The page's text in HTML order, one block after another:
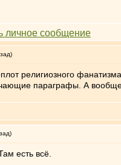
религиозного
параграфы. А вообще
есть всё.